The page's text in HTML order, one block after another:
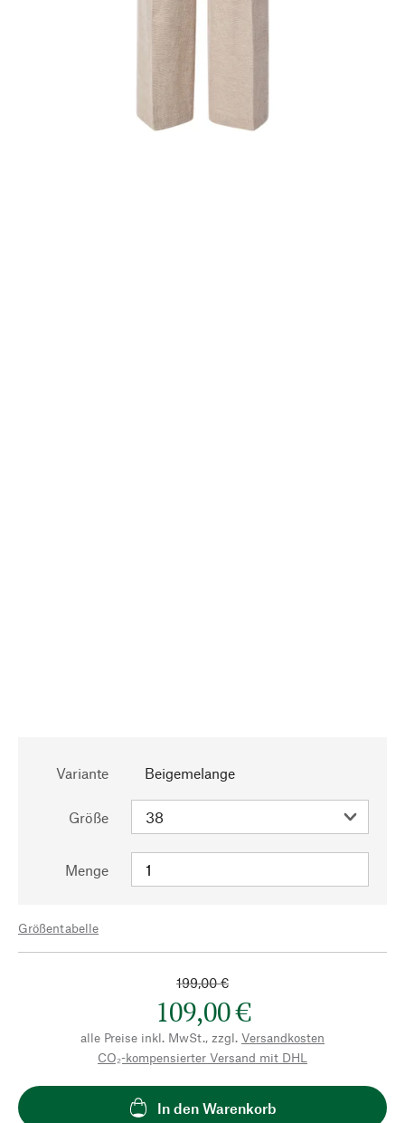
Variante Beigemelange
Größe
Menge
Größentabelle
199,00 €
109,00 €
alle Preise inkl. MwSt., zzgl. Versandkosten
CO₂-kompensierter Versand mit DHL
In den Warenkorb